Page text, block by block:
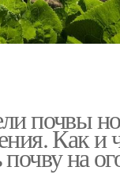
почвы
Как и
на